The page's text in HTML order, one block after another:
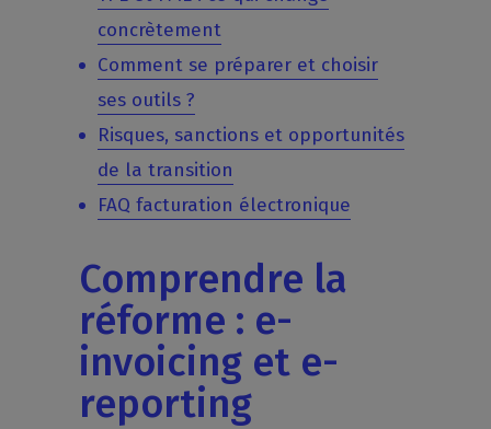
concrètement
Comment se préparer et choisir
ses outils ?
Risques, sanctions et opportunités
de la transition
FAQ facturation électronique
Comprendre la
réforme : e-
invoicing et e-
reporting